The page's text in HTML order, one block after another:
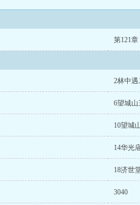
第121
2林中遇
6望城山
10望城
14华光
18济世
3040